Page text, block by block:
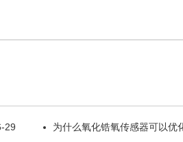
29 为什么氧化锆氧传感器可以优